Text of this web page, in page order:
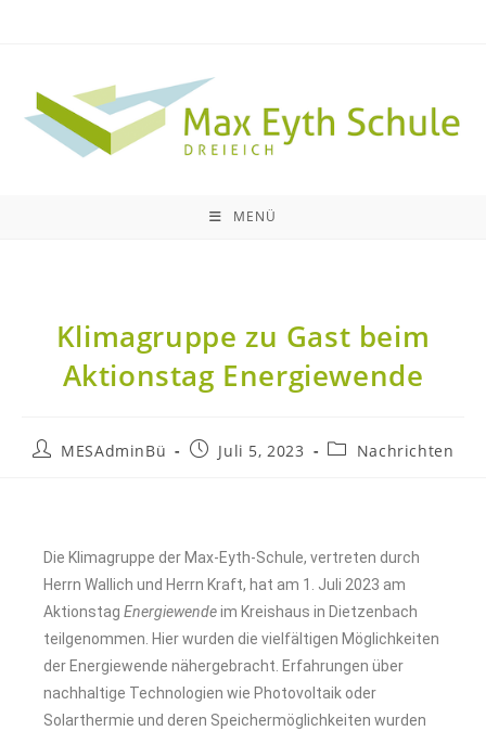
MENÜ
Klimagruppe zu Gast beim
Aktionstag Energiewende
MESAdminBü Juli 5, 2023 Nachrichten
Die Klimagruppe der Max-Eyth-Schule, vertreten durch
Herrn Wallich und Herrn Kraft, hat am 1. Juli 2023 am
Aktionstag Energiewendeim Kreishaus in Dietzenbach
teilgenommen. Hier wurden die vielfältigen Möglichkeiten
der Energiewende nähergebracht. Erfahrungen über
nachhaltige Technologien wie Photovoltaik oder
Solarthermie und deren Speichermöglichkeiten wurden